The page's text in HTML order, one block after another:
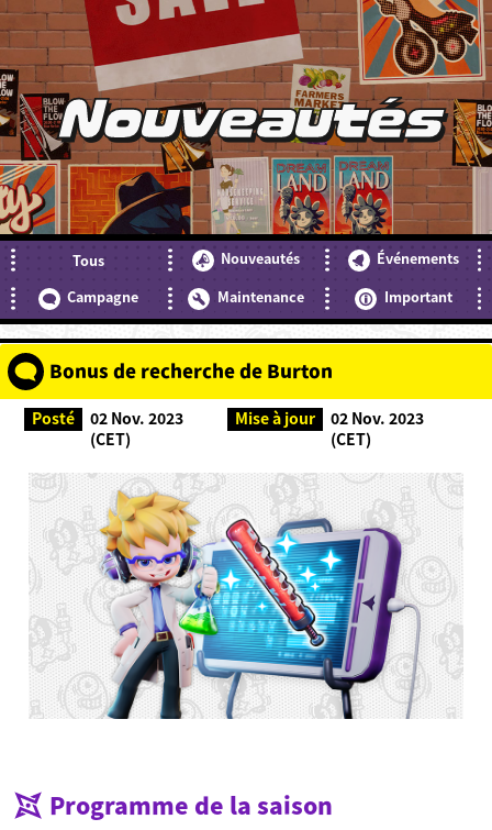
Qu'est-ce que Ninjala ?
Qu'est-ce que Ninjala ?
Jouer au jeu
Ninja-gum
Arènes
Saison en cours
Nouveautés
Nouveautés
Tous Nouveautés
Événements
Campagne
Maintenance Important
Bonus de recherche de Burton
Posté
02 Nov. 2023
(CET)
Mise à jour
02 Nov. 2023
(CET)
Programme de la saison